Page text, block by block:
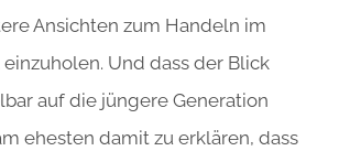
Ansichten zum Handeln im
Und dass der Blick
auf die jüngere Generation
ehesten damit zu erklären, dass